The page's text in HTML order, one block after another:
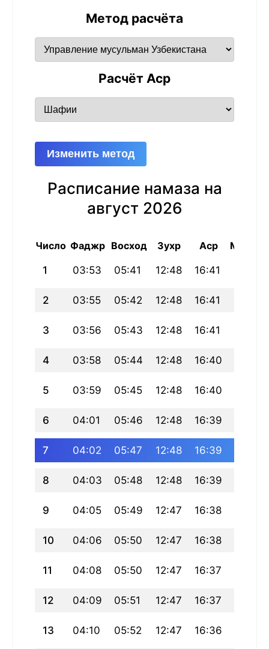
Метод расчёта
Расчёт Аср
Изменить метод
Расписание намаза на
август 2026
Число Фаджр Восход Зухр Аср Магриб
1 03:53 05:41 12:48 16:41
2 03:55 05:42 12:48 16:41
3 03:56 05:43 12:48 16:41
4 03:58 05:44 12:48 16:40
5 03:59 05:45 12:48 16:40
6 04:01 05:46 12:48 16:39
7 04:02 05:47 12:48 16:39
8 04:03 05:48 12:48 16:39
9 04:05 05:49 12:47 16:38
10 04:06 05:50 12:47 16:38
11 04:08 05:50 12:47 16:37
12 04:09 05:51 12:47 16:37
13 04:10 05:52 12:47 16:36